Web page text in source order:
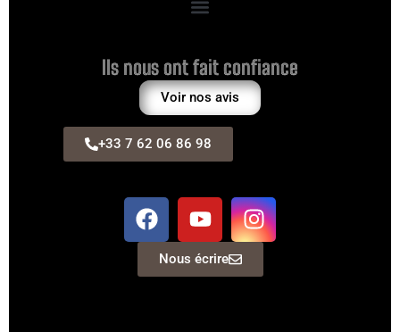
Ils nous ont fait confiance
Voir nos avis
+33 7 62 06 86 98
Nous écrire